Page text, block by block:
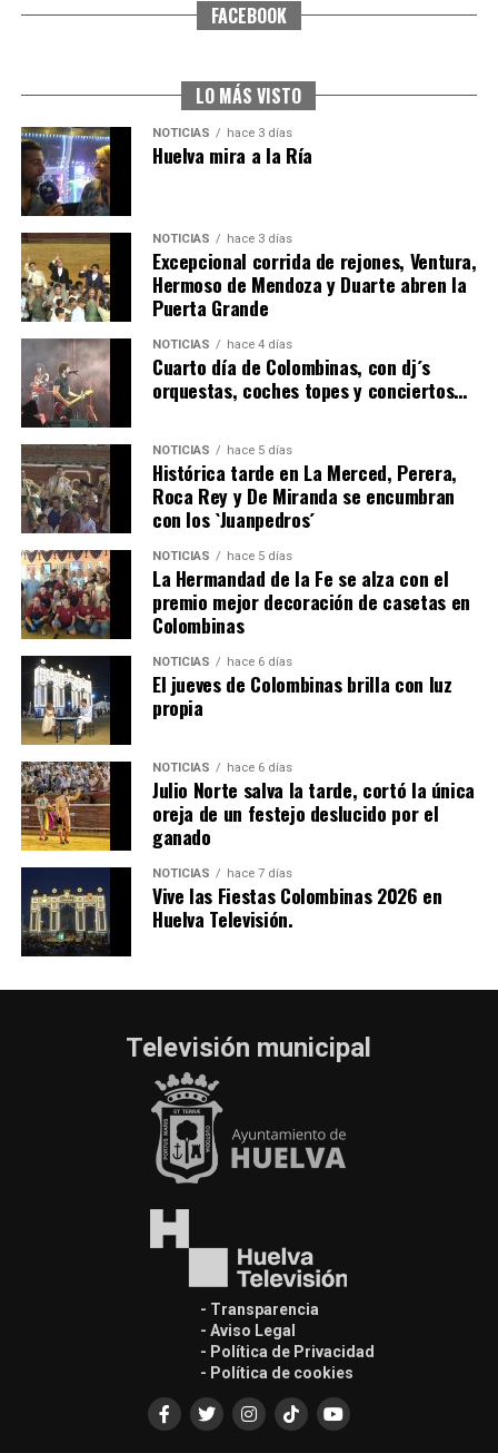
SEXTA CORRIDA DE LAS FIESTAS COLOMBINAS
6º DÍA DE LAS FIESTAS COLOMBINAS 2026
hace 2 días Huelvatv
QUINTA CORRIDA DE LAS FIESTAS COLOMBINAS
2026
hace 3 días· Huelvatv
FACEBOOK
LO MÁS VISTO
NOTICIAS hace 3 días
Huelva mira a la Ría
NOTICIAS hace 3 días
Excepcional corrida de rejones, Ventura,
Hermoso de Mendoza y Duarte abren la
Puerta Grande
NOTICIAS hace 4 días
Cuarto día de Colombinas, con dj´s
orquestas, coches topes y conciertos…
NOTICIAS hace 5 días
Histórica tarde en La Merced, Perera,
Roca Rey y De Miranda se encumbran
con los `Juanpedros´
NOTICIAS hace 5 días
La Hermandad de la Fe se alza con el
premio mejor decoración de casetas en
Colombinas
NOTICIAS hace 6 días
El jueves de Colombinas brilla con luz
propia
NOTICIAS hace 6 días
Julio Norte salva la tarde, cortó la única
oreja de un festejo deslucido por el
ganado
NOTICIAS hace 7 días
Vive las Fiestas Colombinas 2026 en
Huelva Televisión.
Televisión municipal
- Transparencia
- Aviso Legal
- Política de Privacidad
- Política de cookies